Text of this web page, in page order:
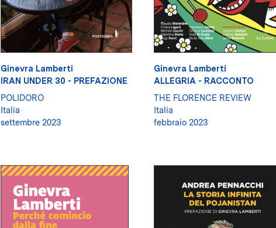
Ginevra Lamberti
IRAN UNDER 30 - PREFAZIONE
POLIDORO
Italia
settembre 2023
Ginevra Lamberti
ALLEGRIA - RACCONTO
THE FLORENCE REVIEW
Italia
febbraio 2023